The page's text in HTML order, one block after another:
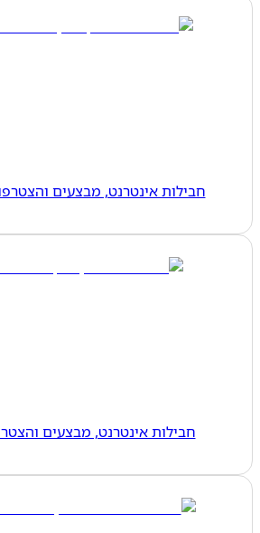
חבילות אינטרנט, מבצעים והצטרפות -
חבילות אינטרנט, מבצעים